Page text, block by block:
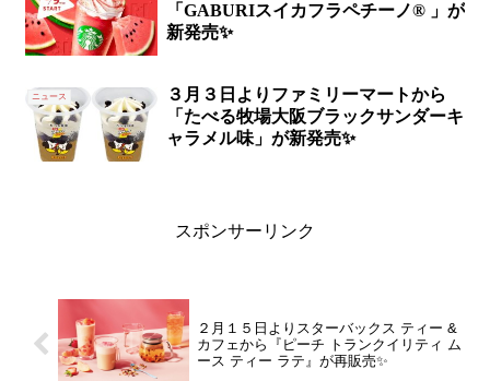
「GABURIスイカフラペチーノ® 」が
新発売✨
ニュース
３月３日よりファミリーマートから
「たべる牧場大阪ブラックサンダーキ
ャラメル味」が新発売✨
スポンサーリンク
２月１５日よりスターバックス ティー &
カフェから『ピーチ トランクイリティ ム
ース ティー ラテ』が再販売✨